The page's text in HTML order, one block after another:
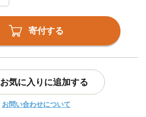
寄付する
お気に入りに追加する
お問い合わせについて